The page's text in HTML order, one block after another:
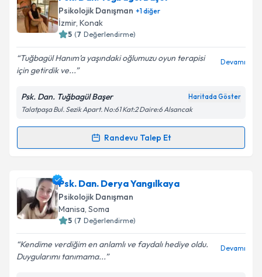
Psikolojik Danışman +1diğer
İzmir, Konak
5 (7 Değerlendirme)
Tuğbagül Hanım’a yaşındaki oğlumuzu oyun terapisi
için getirdik ve...
Devamı
Psk. Dan. Tuğbagül Başer Haritada Göster
Talatpaşa Bul. Sezik Apart. No:61 Kat:2 Daire:6 Alsancak
Randevu Talep Et
Randevu Takvimi Talebi
Psk. Dan. Tuğbagül Başeriçin randevu takvimi talebi
oluşturun. Size bu uzmandan randevu almanız için bir
takvim hazırlandığında e-posta ile bilgilendireceğiz.
Psk. Dan. Derya Yangılkaya
Psikolojik Danışman
Manisa, Soma
5 (7 Değerlendirme)
Kendime verdiğim en anlamlı ve faydalı hediye oldu.
Duygularımı tanımama...
Devamı